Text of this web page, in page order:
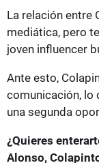
La relación entre
mediática, pero
joven influencer
Ante esto,
comunicación, lo
una segunda
¿Quieres
Alonso,